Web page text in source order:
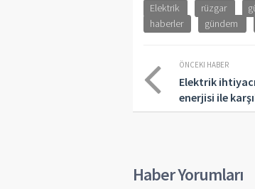
Elektrik rüzgar
haberler
gündem
ÖNCEKI HABER
Elektrik
enerjisi ile
Haber Yorumları